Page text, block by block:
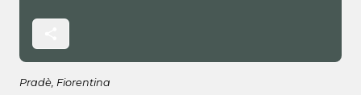
Pradè, Fiorentina